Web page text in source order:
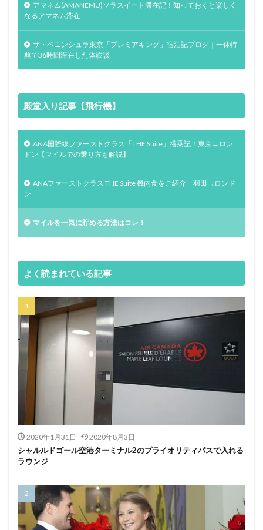
アマネム(AMANEMU)ソラスイート滞在記！知っておくと楽しく
なるアマネム滞在
ザ・ペニンシュラ東京「プレミアキング」宿泊記ブログ｜一休特
典で36時間滞在した体験談
殿堂入り記事【飛行機】
ANA国際線ファーストクラス「THE Suite」搭乗記！東京→ロン
ドン【マイルでの乗り方も解説】
ANAファーストクラス THE Suite 機内食をご紹介 羽田→ロンド
ン
マイルを一気に貯める方法はコレ！
よく読まれている記事
2020年1月31日 2020年8月3日
シャルルドゴール空港ターミナル2のプライオリティパスで入れる
ラウンジ